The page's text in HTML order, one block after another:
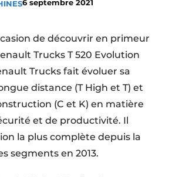
6 septembre 2021
de découvrir en primeur
Trucks T 520 Evolution
Trucks fait évoluer sa
distance (T High et T) et
(C et K) en matière
et de productivité. Il
la plus complète depuis la
segments en 2013.